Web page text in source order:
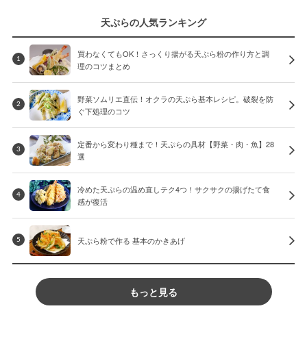
天ぷらの人気ランキング
1
買わなくてもOK！さっくり揚がる天ぷら粉の作り方と調
理のコツまとめ
2
野菜ソムリエ直伝！オクラの天ぷら基本レシピ。破裂を防
ぐ下処理のコツ
3
定番から変わり種まで！天ぷらの具材【野菜・肉・魚】28
選
4
冷めた天ぷらの温め直しテク4つ！サクサクの揚げたて食
感が復活
5 天ぷら粉で作る 基本のかきあげ
もっと見る